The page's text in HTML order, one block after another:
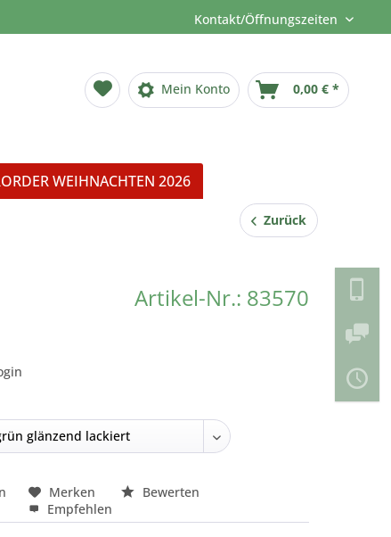
Kontakt/Öffnungszeiten
Mein Konto 0,00 € *
WEIHNACHTEN 2026
Zurück
Artikel-Nr.: 83570
Merken
Bewerten
Empfehlen